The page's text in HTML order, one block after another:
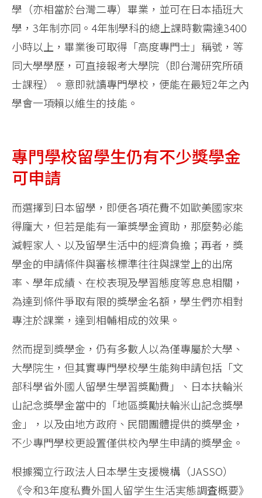
學（亦相當於台灣二專）畢業，並可在日本插班大
學，3年制亦同。4年制學科的總上課時數需達3400
小時以上，畢業後可取得「高度專門士」稱號，等
同大學學歷，可直接報考大學院（即台灣研究所碩
士課程）。意即就讀專門學校，便能在最短2年之內
學會一項賴以維生的技能。
專門學校留學生仍有不少獎學金
可申請
而選擇到日本留學，即便各項花費不如歐美國家來
得龐大，但若是能有一筆獎學金資助，那麼勢必能
減輕家人、以及留學生活中的經濟負擔；再者，獎
學金的申請條件與審核標準往往與課堂上的出席
率、學年成績、在校表現及學習態度等息息相關，
為達到條件爭取有限的獎學金名額，學生們亦相對
專注於課業，達到相輔相成的效果。
然而提到獎學金，仍有多數人以為僅專屬於大學、
大學院生，但其實專門學校學生能夠申請包括「文
部科學省外國人留學生學習獎勵費」、日本扶輪米
山記念獎學金當中的「地區獎勵扶輪米山記念獎學
金」，以及由地方政府、民間團體提供的獎學金，
不少專門學校更設置僅供校內學生申請的獎學金。
根據獨立行政法人日本學生支援機構（JASSO）
《令和3年度私費外国人留学生生活実態調査概要》